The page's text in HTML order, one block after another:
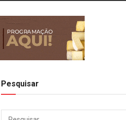
Pesquisar